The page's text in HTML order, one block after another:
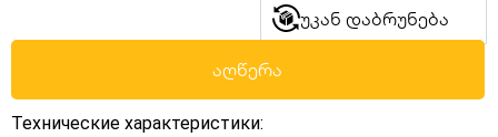
უკან დაბრუნება
აღწერა
Технические характеристики: